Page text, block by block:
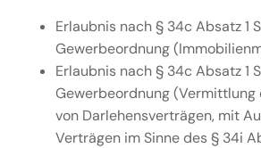
Erlaubnis nach § 34c Absatz 1
Gewerbeordnung
Erlaubnis nach § 34c Absatz 1
Gewerbeordnung (Vermittlung
von Darlehensverträgen, mit
Verträgen im Sinne des § 34i